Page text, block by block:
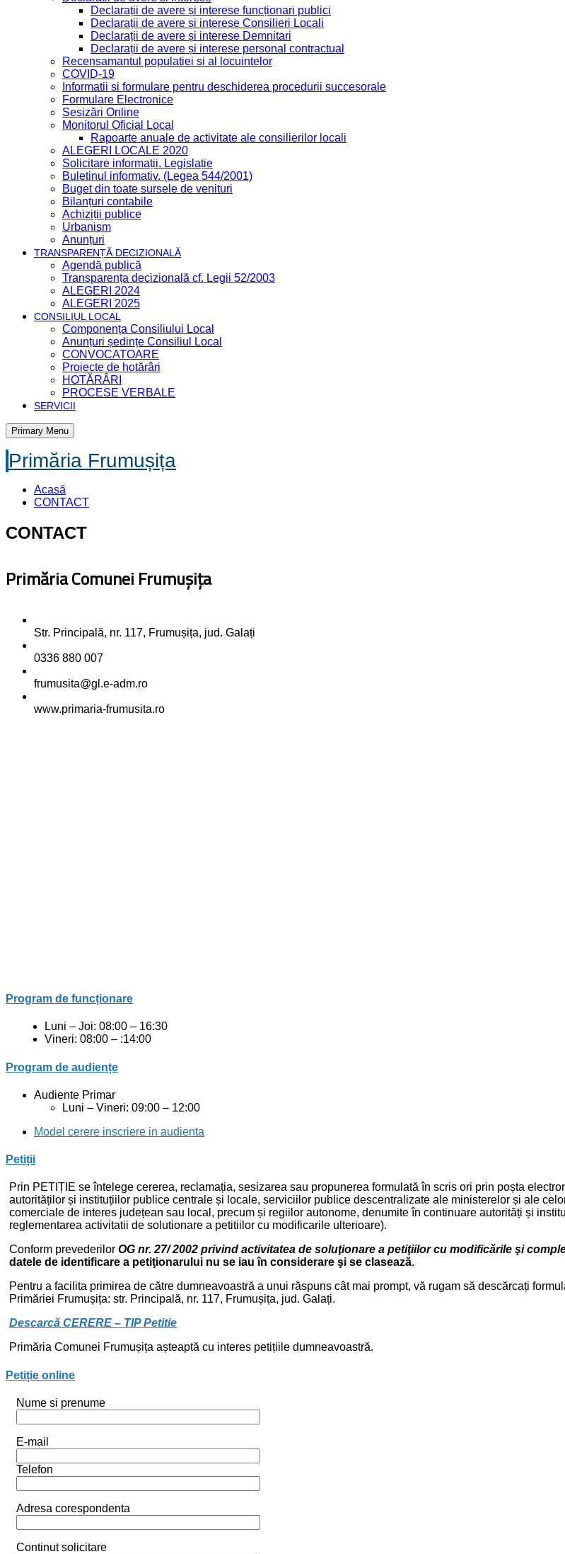
Declarații de avere și interese funcționari publici
Declarații de avere și interese Consilieri Locali
Declarații de avere și interese Demnitari
Declarații de avere și interese personal contractual
Recensamantul populatiei si al locuintelor
COVID-19
Informatii si formulare pentru deschiderea procedurii succesorale
Formulare Electronice
Sesizări Online
Monitorul Oficial Local
Rapoarte anuale de activitate ale consilierilor locali
ALEGERI LOCALE 2020
Solicitare informații. Legislație
Buletinul informativ. (Legea 544/2001)
Buget din toate sursele de venituri
Bilanțuri contabile
Achiziții publice
Urbanism
Anunțuri
TRANSPARENȚĂ DECIZIONALĂ
Agendă publică
Transparența decizională cf. Legii 52/2003
ALEGERI 2024
ALEGERI 2025
CONSILIUL LOCAL
Componența Consiliului Local
Anunțuri ședințe Consiliul Local
CONVOCATOARE
Proiecte de hotărâri
HOTĂRÂRI
PROCESE VERBALE
SERVICII
Primary Menu
Primăria Frumușița
Acasă
CONTACT
CONTACT
Primăria Comunei Frumuşiţa
Str. Principală, nr. 117, Frumușița, jud. Galați
0336 880 007
frumusita@gl.e-adm.ro
www.primaria-frumusita.ro
Program de funcționare
Luni – Joi: 08:00 – 16:30
Vineri: 08:00 – :14:00
Program de audiențe
Audiente Primar
Luni – Vineri: 09:00 – 12:00
Model cerere inscriere in audienta
Petiții
Prin PETIȚIE se întelege cererea, reclamația, sesizarea sau propunerea formulată în scris ori prin poșta
autorităților și instituțiilor publice centrale și locale, serviciilor publice descentralizate ale ministerelor și ale
comerciale de interes județean sau local, precum și regiilor autonome, denumite în continuare autorități și
reglementarea activitatii de solutionare a petitiilor cu modificarile ulterioare).
Conform prevederilor OG nr. 27/ 2002 privind activitatea de soluţionare a petiţiilor cu modificările şi
datele de identificare a petiţionarului nu se iau în considerare şi se clasează.
Pentru a facilita primirea de către dumneavoastră a unui răspuns cât mai prompt, vă rugam să descărcați
Primăriei Frumușița: str. Principală, nr. 117, Frumușița, jud. Galați.
Descarcă CERERE – TIP Petitie
Primăria Comunei Frumușița așteaptă cu interes petițiile dumneavoastră.
Petiție online
Nume si prenume
E-mail
Telefon
Adresa corespondenta
Continut solicitare